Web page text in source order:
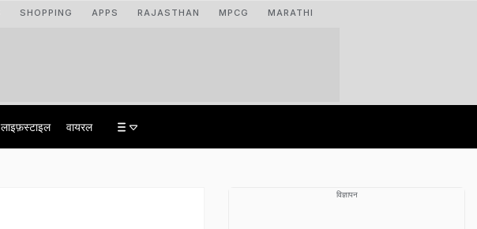
SHOPPING APPS RAJASTHAN MPCG MARATHI
लाइफ़स्टाइल वायरल
विज्ञापन